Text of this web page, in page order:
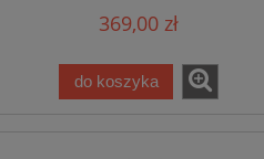
369,00 zł
do koszyka